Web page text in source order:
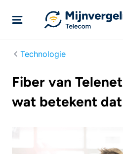
Technologie
Fiber van
wat betekent